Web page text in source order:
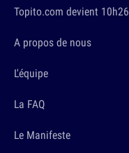
Topito.com devient 10h26
A propos de nous
L'équipe
La FAQ
Le Manifeste